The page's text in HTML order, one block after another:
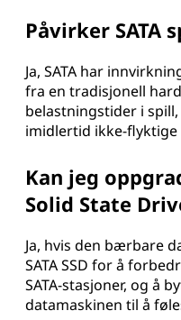
Påvirker SATA
Ja, SATA har
fra en tradisjonell
belastningstider i
imidlertid ikke-flyktige
Kan jeg
Solid State
Ja, hvis den bærbare
SATA SSD for å
SATA-stasjoner, og å
datamaskinen til å